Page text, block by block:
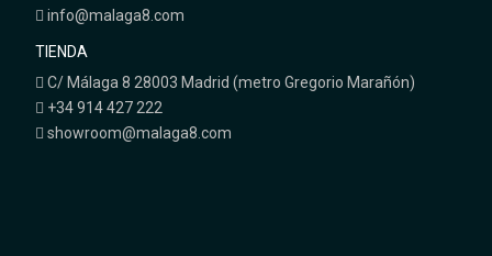
info@malaga8.com
TIENDA
C/ Málaga 8 28003 Madrid (metro Gregorio Marañón)
+34 914 427 222
showroom@malaga8.com